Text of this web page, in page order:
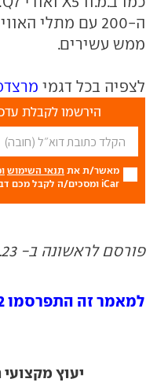
ה-200 עם מתלי
ממש עשירים.
לצפיה בכל דגמי
הירשמו לקבלת
מאשר/ת את תנאי השימוש
iCar ומסכים/ה לקבל מכם דברי פרסום.
פורסם לראשונה ב- 18.01.23
למאמר זה התפרסמו 2 תגובות
יעוץ מקצועי